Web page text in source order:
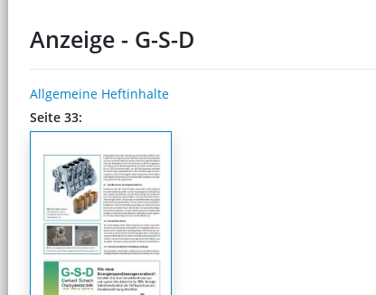
Anzeige - G-S-D
Allgemeine Heftinhalte
Seite 33: